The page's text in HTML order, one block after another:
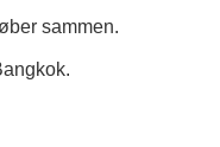
sammen.